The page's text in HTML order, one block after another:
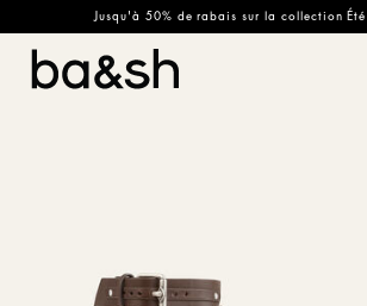
Jusqu'à 50% de rabais sur la collection Été
ba&sh